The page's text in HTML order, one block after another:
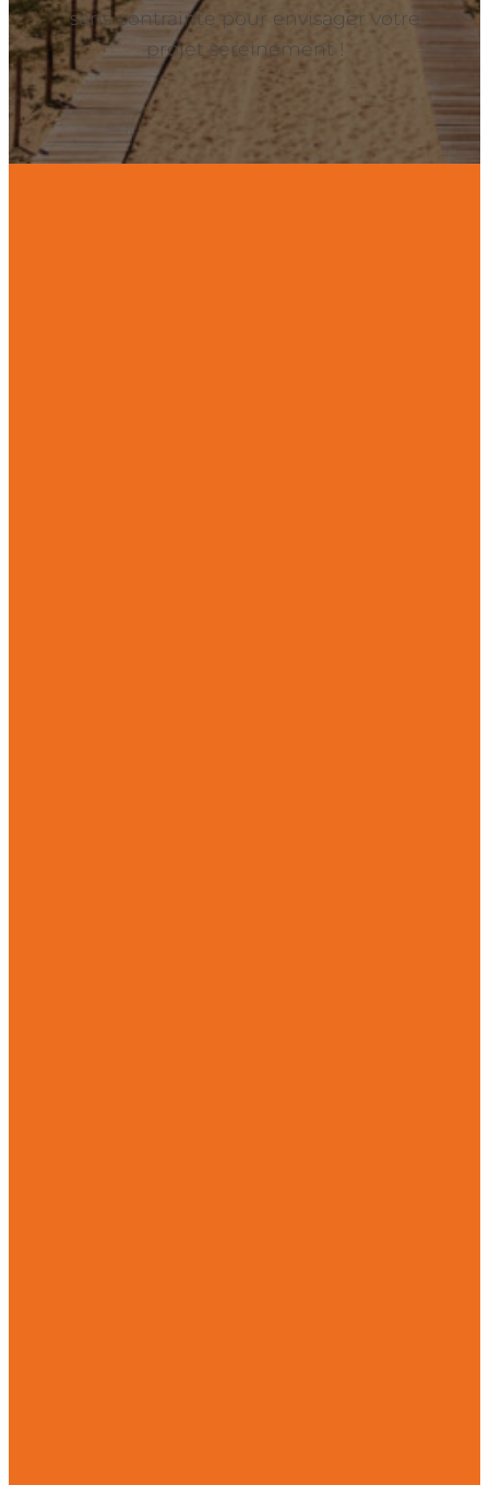
sans contrainte pour envisager votre
projet sereinement !